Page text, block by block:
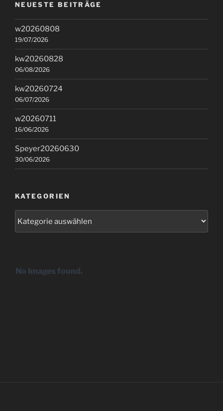
NEUESTE BEITRÄGE
w20260808
19/07/2026
kw20260828
06/08/2026
kw20260724
06/07/2026
w20260711
16/06/2026
Speyer20260630
30/06/2026
KATEGORIEN
No Images found.